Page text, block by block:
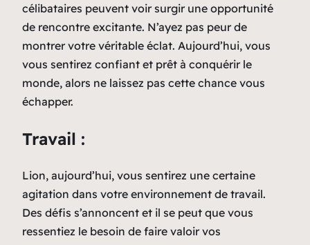
célibataires peuvent voir surgir une opportunité
de rencontre excitante. N’ayez pas peur de
montrer votre véritable éclat. Aujourd’hui, vous
vous sentirez confiant et prêt à conquérir le
monde, alors ne laissez pas cette chance vous
échapper.
Travail :
Lion, aujourd’hui, vous sentirez une certaine
agitation dans votre environnement de travail.
Des défis s’annoncent et il se peut que vous
ressentiez le besoin de faire valoir vos